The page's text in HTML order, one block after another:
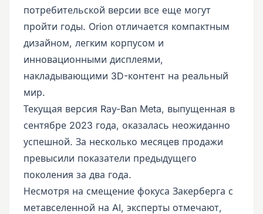
потребительской версии все еще могут
пройти годы. Orion отличается компактным
дизайном, легким корпусом и
инновационными дисплеями,
накладывающими 3D-контент на реальный
мир.
Текущая версия Ray-Ban Meta, выпущенная в
сентябре 2023 года, оказалась неожиданно
успешной. За несколько месяцев продажи
превысили показатели предыдущего
поколения за два года.
Несмотря на смещение фокуса Закерберга с
метавселенной на AI, эксперты отмечают,